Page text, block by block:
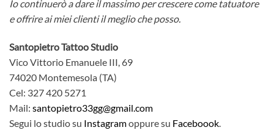
Io continuerò a dare il massimo per crescere come tatuatore
e offrire ai miei clienti il meglio che posso.
Santopietro Tattoo Studio
Vico Vittorio Emanuele III, 69
74020 Montemesola (TA)
Cel: 327 420 5271
Mail: santopietro33gg@gmail.com
Segui lo studio su Instagramoppure su Faceboook.